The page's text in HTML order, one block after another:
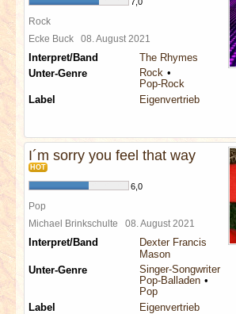
Rock
Ecke Buck 08. August 2021
Interpret/Band
The Rhymes
Unter-Genre
Rock
Pop-Rock
Label
Eigenvertrieb
I´m sorry you feel that way
HOT
6,0
Pop
Michael Brinkschulte 08. August 2021
Interpret/Band
Dexter Francis
Mason
Unter-Genre
Singer-Songwriter
Pop-Balladen
Pop
Label
Eigenvertrieb